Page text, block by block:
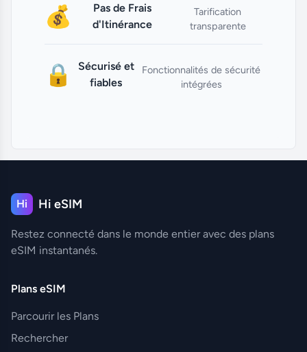
💰
Pas de Frais
d'Itinérance
Tarification
transparente
🔒
Sécurisé et
fiables
Fonctionnalités de sécurité
intégrées
Hi Hi eSIM
Restez connecté dans le monde entier avec des plans
eSIM instantanés.
Plans eSIM
Parcourir les Plans
Rechercher